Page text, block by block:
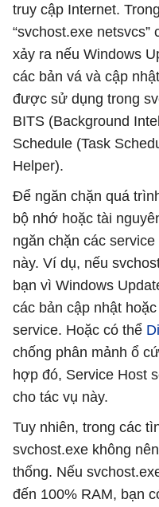
truy cập Internet.
“svchost.exe
xảy ra nếu Windows
các bản vá và cập
được sử dụng trong
BITS (Background
Schedule (Task
Helper).
Để ngăn chặn quá
bộ nhớ hoặc tài
ngăn chặn các
này. Ví dụ, nếu
bạn vì Windows
các bản cập nhật
service. Hoặc có thể
chống phân mảnh ổ
hợp đó, Service Host
cho tác vụ này.
Tuy nhiên, trong các
svchost.exe không
thống. Nếu
đến 100% RAM, bạn